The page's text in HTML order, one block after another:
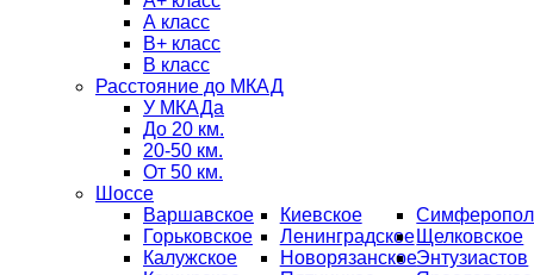
А класс
В+ класс
B класс
Расстояние до МКАД
У МКАДа
До 20 км.
20-50 км.
От 50 км.
Шоссе
Варшавское
Горьковское
Калужское
Киевское
Ленинградское
Новорязанское
Щелковское
Энтузиастов